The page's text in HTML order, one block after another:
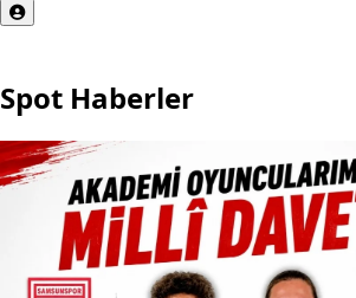
Spot Haberler